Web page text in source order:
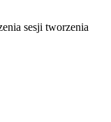
sesji tworzenia